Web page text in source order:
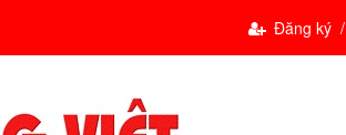
Đăng ký /